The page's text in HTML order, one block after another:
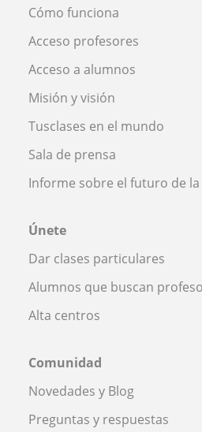
Cómo funciona
Acceso profesores
Acceso a alumnos
Misión y visión
Tusclases en el mundo
Sala de prensa
Informe sobre el futuro de
Únete
Dar clases particulares
Alumnos que buscan
Alta centros
Comunidad
Novedades y Blog
Preguntas y respuestas